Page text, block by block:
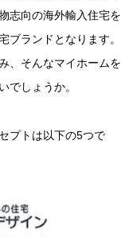
志向の海外輸入住宅を
ブランドとなります。
、そんなマイホームを
でしょうか。
プトは以下の5つで